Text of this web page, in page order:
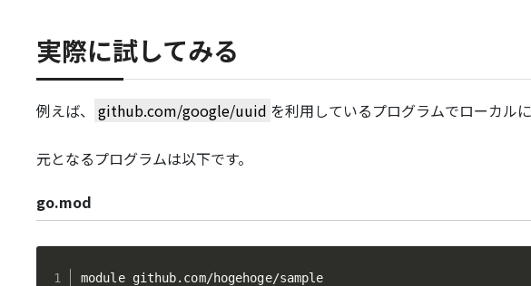
実際に試してみる
例えば、 github.com/google/uuid を利用しているプログラムでローカル
元となるプログラムは以下です。
go.mod
module github.com/hogehoge/sample